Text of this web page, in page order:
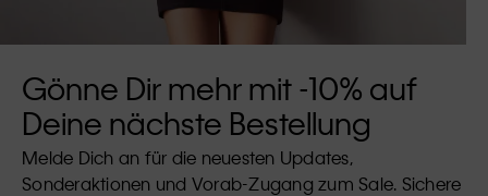
Gönne Dir mehr mit -10% auf
Deine nächste Bestellung
Melde Dich an für die neuesten Updates,
Sonderaktionen und Vorab-Zugang zum Sale. Sichere